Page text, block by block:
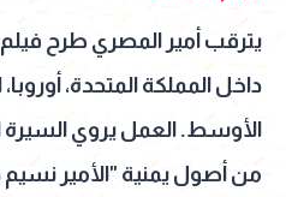
داخل المملكة المتحدة،
الأوسط. العمل يروي السيرة
من أصول يمنية "الأمير